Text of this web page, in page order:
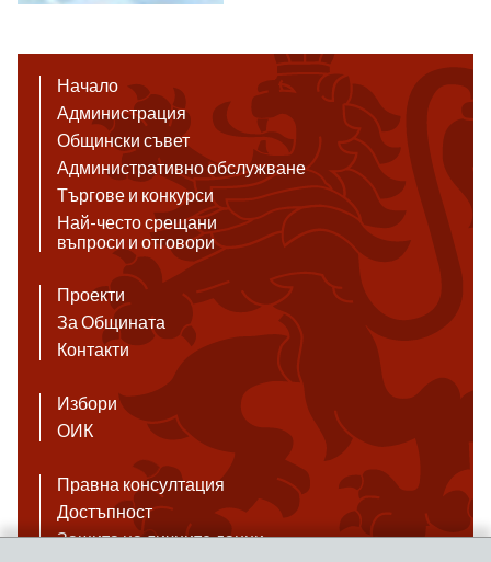
Начало
Администрация
Общински съвет
Административно обслужване
Търгове и конкурси
Най-често срещани
въпроси и отговори
Проекти
За Общината
Контакти
Избори
ОИК
Правна консултация
Достъпност
Защита на личните данни